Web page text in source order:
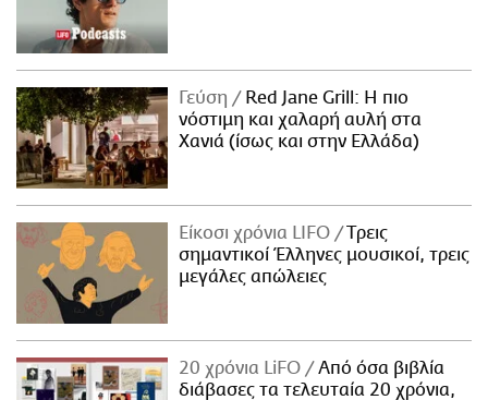
Γεύση
Red Jane Grill: Η πιο
νόστιμη και χαλαρή αυλή στα
Χανιά (ίσως και στην Ελλάδα)
Είκοσι χρόνια LIFO
Tρεις
σημαντικοί Έλληνες μουσικοί, τρεις
μεγάλες απώλειες
20 χρόνια LiFO
Από όσα βιβλία
διάβασες τα τελευταία 20 χρόνια,